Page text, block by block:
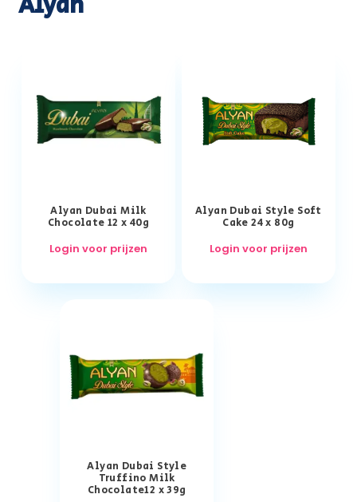
Alyan Dubai Milk
Chocolate 12 x 40g
Login voor prijzen
Alyan Dubai Style Soft
Cake 24 x 80g
Login voor prijzen
Alyan Dubai Style
Truffino Milk
Chocolate12 x 39g